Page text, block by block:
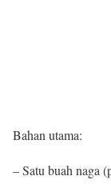
Bahan utama:
– Satu buah naga